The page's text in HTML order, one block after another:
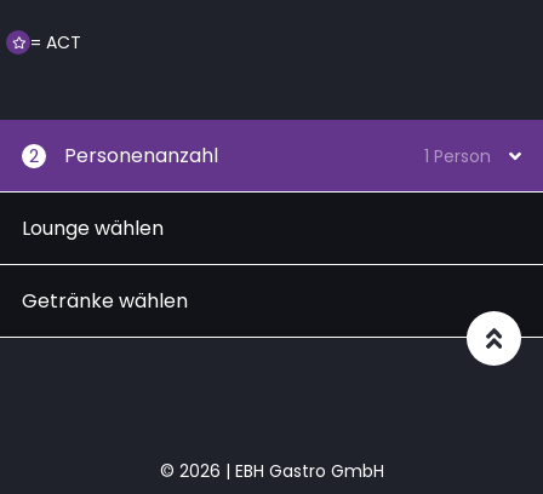
= ACT
2 Personenanzahl 1 Person
Lounge wählen
Getränke wählen
© 2026 | EBH Gastro GmbH